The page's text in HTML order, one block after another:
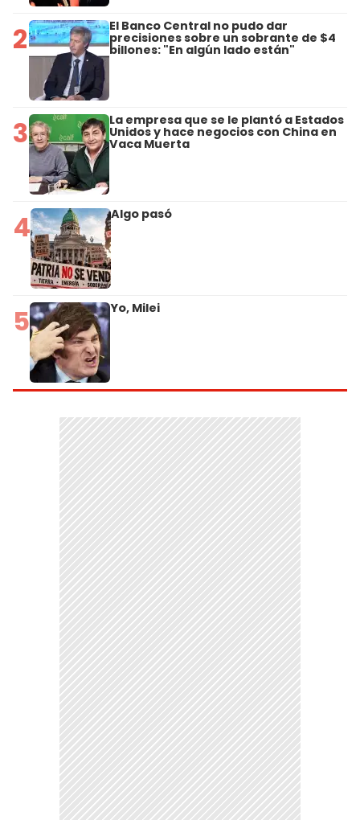
2 El Banco Central no pudo dar
precisiones sobre un sobrante de $4
billones: "En algún lado están"
3 La empresa que se le plantó a Estados
Unidos y hace negocios con China en
Vaca Muerta
4 Algo pasó
5 Yo, Milei